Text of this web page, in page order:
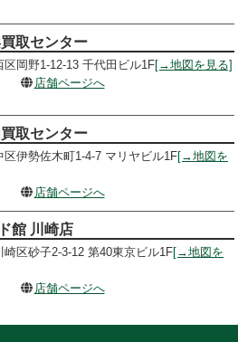
取センター
岡野1-12-13 千代田ビル1F[→地図を見る]
店舗ページへ
取センター
区伊勢佐木町1-4-7 マリヤビル1F[→地図を
店舗ページへ
館 川崎店
区砂子2-3-12 第40東京ビル1F[→地図を
店舗ページへ